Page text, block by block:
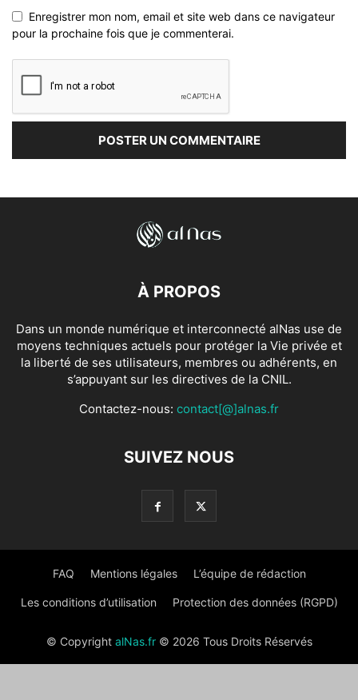
Enregistrer mon nom, email et site web dans ce navigateur
pour la prochaine fois que je commenterai.
À PROPOS
Dans un monde numérique et interconnecté alNas use de
moyens techniques actuels pour protéger la Vie privée et
la liberté de ses utilisateurs, membres ou adhérents, en
s’appuyant sur les directives de la CNIL.
Contactez-nous: contact[@]alnas.fr
SUIVEZ NOUS
FAQ Mentions légales L’équipe de rédaction
Les conditions d’utilisation Protection des données (RGPD)
© Copyright alNas.fr© 2026 Tous Droits Réservés